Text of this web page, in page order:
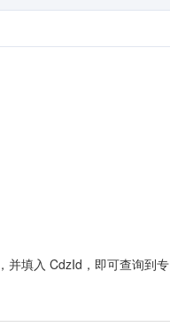
并填入 CdzId，即可查询到专